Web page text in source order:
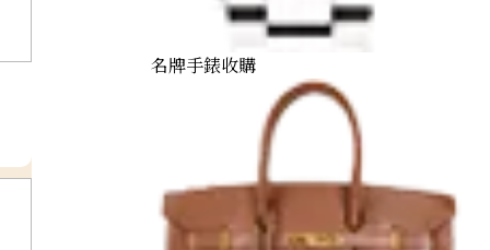
名牌手錶收購